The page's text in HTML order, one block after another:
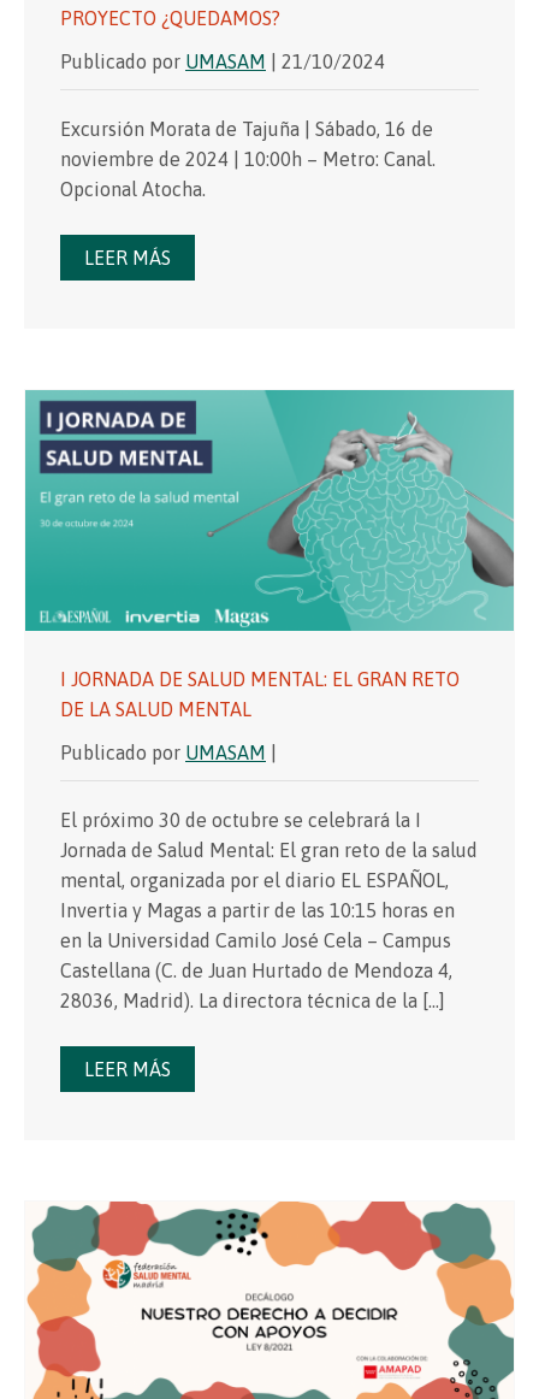
PROYECTO ¿QUEDAMOS?
Publicado por UMASAM | 21/10/2024
Excursión Morata de Tajuña | Sábado, 16 de
noviembre de 2024 | 10:00h – Metro: Canal.
Opcional Atocha.
LEER MÁS
I JORNADA DE SALUD MENTAL: EL GRAN RETO
DE LA SALUD MENTAL
Publicado por UMASAM
El próximo 30 de octubre se celebrará la I
Jornada de Salud Mental: El gran reto de la salud
mental, organizada por el diario EL ESPAÑOL,
Invertia y Magas a partir de las 10:15 horas en
en la Universidad Camilo José Cela – Campus
Castellana (C. de Juan Hurtado de Mendoza 4,
28036, Madrid). La directora técnica de la […]
LEER MÁS